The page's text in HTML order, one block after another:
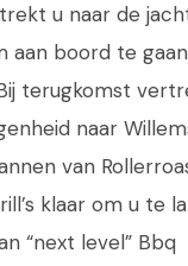
u naar de
aan boord te
terugkomst
naar
van
klaar om u te
“next level” Bbq